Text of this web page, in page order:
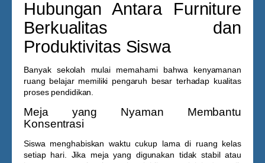
Hubungan Antara Furniture
Berkualitas dan
Produktivitas Siswa
Banyak sekolah mulai memahami bahwa kenyamanan
ruang belajar memiliki pengaruh besar terhadap kualitas
proses pendidikan.
Meja yang Nyaman Membantu
Konsentrasi
Siswa menghabiskan waktu cukup lama di ruang kelas
setiap hari. Jika meja yang digunakan tidak stabil atau